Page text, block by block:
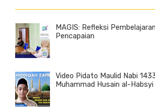
MAGIS: Refleksi
Pencapaian
Video Pidato Maulid Nabi
Muhammad Husain al-Habsyi